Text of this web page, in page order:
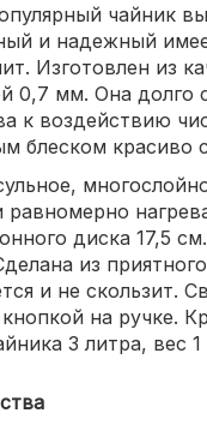
чайник
и надежный
Изготовлен из
0,7 мм. Она долго
к воздействию
блеском красиво
равномерно
диска 17,5
из
и не скользит.
на ручке.
3 литра, вес 1